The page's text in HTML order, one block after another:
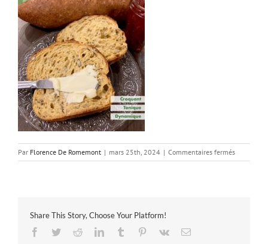
Par Florence De Romemont | mars 25th, 2024 | Commentaires ferméssur
FT
Share This Story, Choose Your Platform!
Facebook
TwitterRedditLinkedInTumblr Pinterest
Vk Email